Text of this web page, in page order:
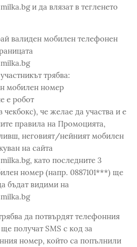
и да влязат в тегленето
валиден мобилен телефонен
трябва:
мобилен номер
е робот
че желае да участва и е
правила на Промоцията,
неговият/нейният мобилен
на сайта
като последните 3
номер (напр. 0887101***) ще
бъдат видими на
да потвърдят телефонния
получат SMS с код за
номер, който са попълнили